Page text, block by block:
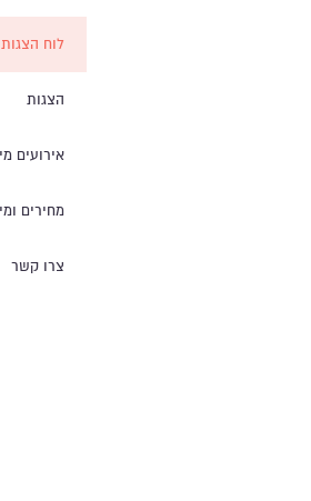
לוח הצגות
הצגות
אירועים
מחירים
צרו קשר